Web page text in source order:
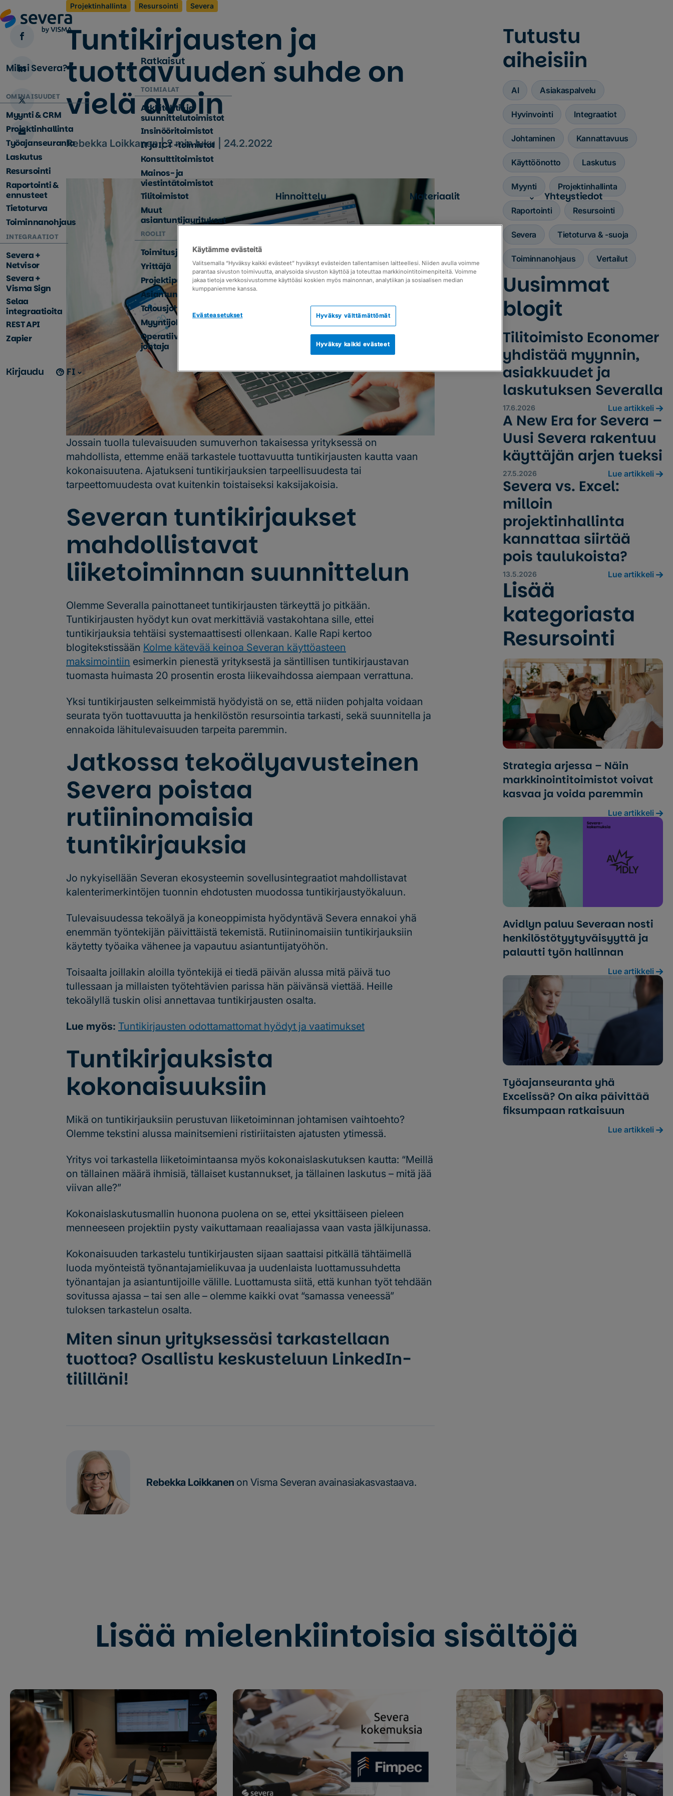
Miksi Severa?
OMINAISUUDET
Myynti & CRM
Projektinhallinta
Työajanseuranta
Laskutus
Resursointi
Raportointi &
ennusteet
Tietoturva
Toiminnanohjaus
INTEGRAATIOT
Severa +
Netvisor
Severa +
Visma Sign
Selaa
integraatioita
REST API
Zapier
Ratkaisut
TOIMIALAT
Arkkitehti- ja
suunnittelutoimistot
Insinööritoimistot
IT ja ICT -toimistot
Konsulttitoimistot
Mainos- ja
viestintätoimistot
Tilitoimistot
Muut
asiantuntijayritykset
ROOLIT
Toimitusjohtaja
Yrittäjä
Projektipäällikkö
Asiantuntija
Talousjohtaja
Myyntijohtaja
Operatiivinen
johtaja
Hinnoittelu Materiaalit Yhteystiedot
Kirjaudu FI
Projektinhallinta Resursointi Severa
Tuntikirjausten ja
tuottavuuden suhde on
vielä avoin
Rebekka Loikkanen |2min luku | 24.2.2022
Jossain tuolla tulevaisuuden sumuverhon takaisessa yrityksessä on
mahdollista, ettemme enää tarkastele tuottavuutta tuntikirjausten kautta vaan
kokonaisuutena. Ajatukseni tuntikirjauksien tarpeellisuudesta tai
tarpeettomuudesta ovat kuitenkin toistaiseksi kaksijakoisia.
Severan tuntikirjaukset
mahdollistavat
liiketoiminnan suunnittelun
Olemme Severalla painottaneet tuntikirjausten tärkeyttä jo pitkään.
Tuntikirjausten hyödyt kun ovat merkittäviä vastakohtana sille, ettei
tuntikirjauksia tehtäisi systemaattisesti ollenkaan. Kalle Rapi kertoo
blogitekstissään Kolme kätevää keinoa Severan käyttöasteen
maksimointiin esimerkin pienestä yrityksestä ja säntillisen tuntikirjaustavan
tuomasta huimasta 20 prosentin erosta liikevaihdossa aiempaan verrattuna.
Yksi tuntikirjausten selkeimmistä hyödyistä on se, että niiden pohjalta voidaan
seurata työn tuottavuutta ja henkilöstön resursointia tarkasti, sekä suunnitella ja
ennakoida lähitulevaisuuden tarpeita paremmin.
Jatkossa tekoälyavusteinen
Severa poistaa
rutiininomaisia
tuntikirjauksia
Jo nykyisellään Severan ekosysteemin sovellusintegraatiot mahdollistavat
kalenterimerkintöjen tuonnin ehdotusten muodossa tuntikirjaustyökaluun.
Tulevaisuudessa tekoälyä ja koneoppimista hyödyntävä Severa ennakoi yhä
enemmän työntekijän päivittäistä tekemistä. Rutiininomaisiin tuntikirjauksiin
käytetty työaika vähenee ja vapautuu asiantuntijatyöhön.
Toisaalta joillakin aloilla työntekijä ei tiedä päivän alussa mitä päivä tuo
tullessaan ja millaisten työtehtävien parissa hän päivänsä viettää. Heille
tekoälyllä tuskin olisi annettavaa tuntikirjausten osalta.
Lue myös: Tuntikirjausten odottamattomat hyödyt ja vaatimukset
Tuntikirjauksista
kokonaisuuksiin
Mikä on tuntikirjauksiin perustuvan liiketoiminnan johtamisen vaihtoehto?
Olemme tekstini alussa mainitsemieni ristiriitaisten ajatusten ytimessä.
Yritys voi tarkastella liiketoimintaansa myös kokonaislaskutuksen kautta: “Meillä
on tällainen määrä ihmisiä, tällaiset kustannukset, ja tällainen laskutus – mitä jää
viivan alle?”
Kokonaislaskutusmallin huonona puolena on se, ettei yksittäiseen pieleen
menneeseen projektiin pysty vaikuttamaan reaaliajassa vaan vasta jälkijunassa.
Kokonaisuuden tarkastelu tuntikirjausten sijaan saattaisi pitkällä tähtäimellä
luoda myönteistä työnantajamielikuvaa ja uudenlaista luottamussuhdetta
työnantajan ja asiantuntijoille välille. Luottamusta siitä, että kunhan työt tehdään
sovitussa ajassa – tai sen alle – olemme kaikki ovat “samassa veneessä”
tuloksen tarkastelun osalta.
Miten sinun yrityksessäsi tarkastellaan
tuottoa? Osallistu keskusteluun LinkedIn-
tililläni!
Rebekka Loikkanen on Visma Severan avainasiakasvastaava.
Tutustu
aiheisiin
AI Asiakaspalvelu
Hyvinvointi Integraatiot
Johtaminen Kannattavuus
Käyttöönotto Laskutus
Myynti Projektinhallinta
Raportointi Resursointi
Severa Tietoturva & -suoja
Toiminnanohjaus Vertailut
Uusimmat
blogit
Tilitoimisto Economer
yhdistää myynnin,
asiakkuudet ja
laskutuksen Severalla
17.6.2026 Lue artikkeli
A New Era for Severa –
Uusi Severa rakentuu
käyttäjän arjen tueksi
27.5.2026 Lue artikkeli
Severa vs. Excel:
milloin
projektinhallinta
kannattaa siirtää
pois taulukoista?
13.5.2026 Lue artikkeli
Lisää
kategoriasta
Resursointi
Strategia arjessa – Näin
markkinointi­toimistot voivat
kasvaa ja voida paremmin
Lue artikkeli
Avidlyn paluu Severaan nosti
henkilöstö­tyytyväisyyttä ja
palautti työn hallinnan
Lue artikkeli
Työajanseuranta yhä
Excelissä? On aika päivittää
fiksumpaan ratkaisuun
Lue artikkeli
Lisää mielenkiintoisia sisältöjä
Käytämme evästeitä
Valitsemalla “Hyväksy kaikki evästeet” hyväksyt evästeiden tallentamisen laitteellesi. Niiden avulla voimme
parantaa sivuston toimivuutta, analysoida sivuston käyttöä ja toteuttaa markkinointitoimenpiteitä. Voimme
jakaa tietoja verkkosivustomme käyttöäsi koskien myös mainonnan, analytiikan ja sosiaalisen median
kumppaniemme kanssa.
Hyväksy välttämättömät
Hyväksy kaikki evästeet
Evästeasetukset